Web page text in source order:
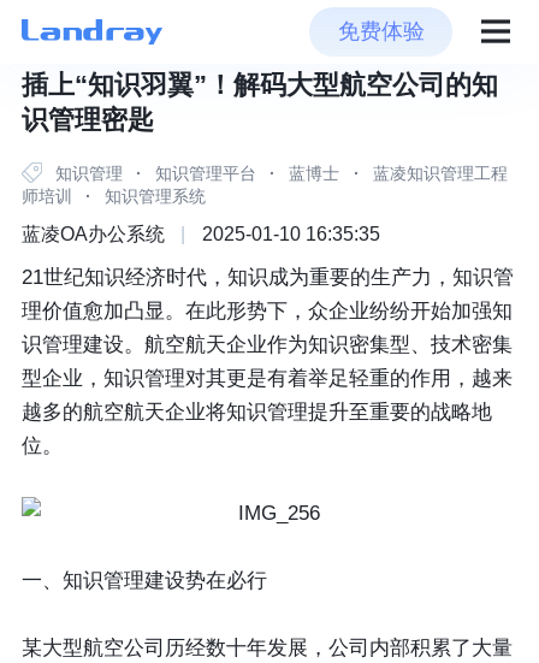
免费体验
插上“知识羽翼”！解码大型航空公司的知
识管理密匙
知识管理 · 知识管理平台 · 蓝博士 ·
蓝凌知识管理工程
师培训
· 知识管理系统
蓝凌OA办公系统 2025-01-10 16:35:35
21世纪知识经济时代，知识成为重要的生产力，知识管
理价值愈加凸显。在此形势下，众企业纷纷开始加强知
识管理建设。航空航天企业作为知识密集型、技术密集
型企业，知识管理对其更是有着举足轻重的作用，越来
越多的航空航天企业将知识管理提升至重要的战略地
位。
一、知识管理建设势在必行
某大型航空公司历经数十年发展，公司内部积累了大量